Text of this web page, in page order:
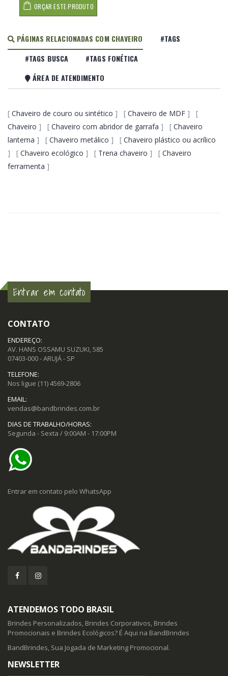
ORÇAR ESTE PRODUTO
PÁGINAS RELACIONADAS COM CHAVEIRO
#TAGS
#TAGS BUSCA
#TAGS FONÉTICA
ÁREA DE ATENDIMENTO
[ Chaveiro de couro ou sintético ] [ Chaveiro de MDF ] [
Chaveiro ] [ Chaveiro com abridor de garrafa ] [ Chaveiro
lanterna ] [ Chaveiro metálico ] [ Chaveiro plástico ou acrílico
] [ Chaveiro ecológico ] [ Trena chaveiro ] [ Chaveiro
ferramenta ]
Entrar em contato
CONTATO
ENDEREÇO:
AV. HANS OSSAMU SUZUKI, 585
07403-000 - ARUJÁ - SP
TELEFONE:
Nos ligue (11) 4569-2806
EMAIL:
vendas@bandbrindes.com.br
DIAS DE TRABALHO/HORAS:
Segunda - Sexta / 9:00AM - 17:00PM
Entrar em contato pelo WhatsApp
ATENDEMOS TODO BRASIL
Brindes Personalizados, Brindes Corporativos, Brindes
Promocionais e Brindes Ecológicos? É Aqui na BandBrindes
BandBrindes, Sua Jogada de Marketing Promocional.
NEWSLETTER